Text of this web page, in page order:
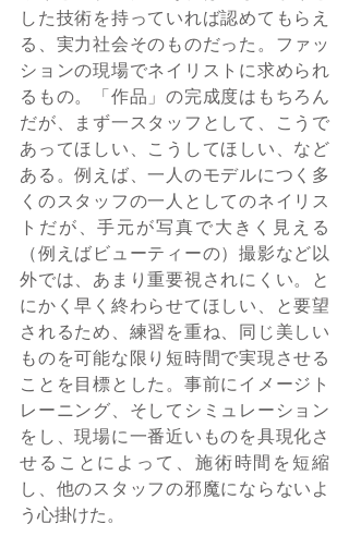
した技術を持っていれば認めてもらえ
る、実力社会そのものだった。ファッ
ションの現場でネイリストに求められ
るもの。「作品」の完成度はもちろん
だが、まず一スタッフとして、こうで
あってほしい、こうしてほしい、など
ある。例えば、一人のモデルにつく多
くのスタッフの一人としてのネイリス
トだが、手元が写真で大きく見える
（例えばビューティーの）撮影など以
外では、あまり重要視されにくい。と
にかく早く終わらせてほしい、と要望
されるため、練習を重ね、同じ美しい
ものを可能な限り短時間で実現させる
ことを目標とした。事前にイメージト
レーニング、そしてシミュレーション
をし、現場に一番近いものを具現化さ
せることによって、施術時間を短縮
し、他のスタッフの邪魔にならないよ
う心掛けた。